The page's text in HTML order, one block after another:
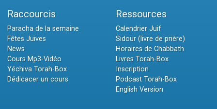
Raccourcis
Paracha de la semaine
Fêtes Juives
News
Cours Mp3-Vidéo
Yéchiva Torah-Box
Dédicacer un cours
Ressources
Calendrier Juif
Sidour (livre de prière)
Horaires de Chabbath
Livres Torah-Box
Inscription
Podcast Torah-Box
English Version